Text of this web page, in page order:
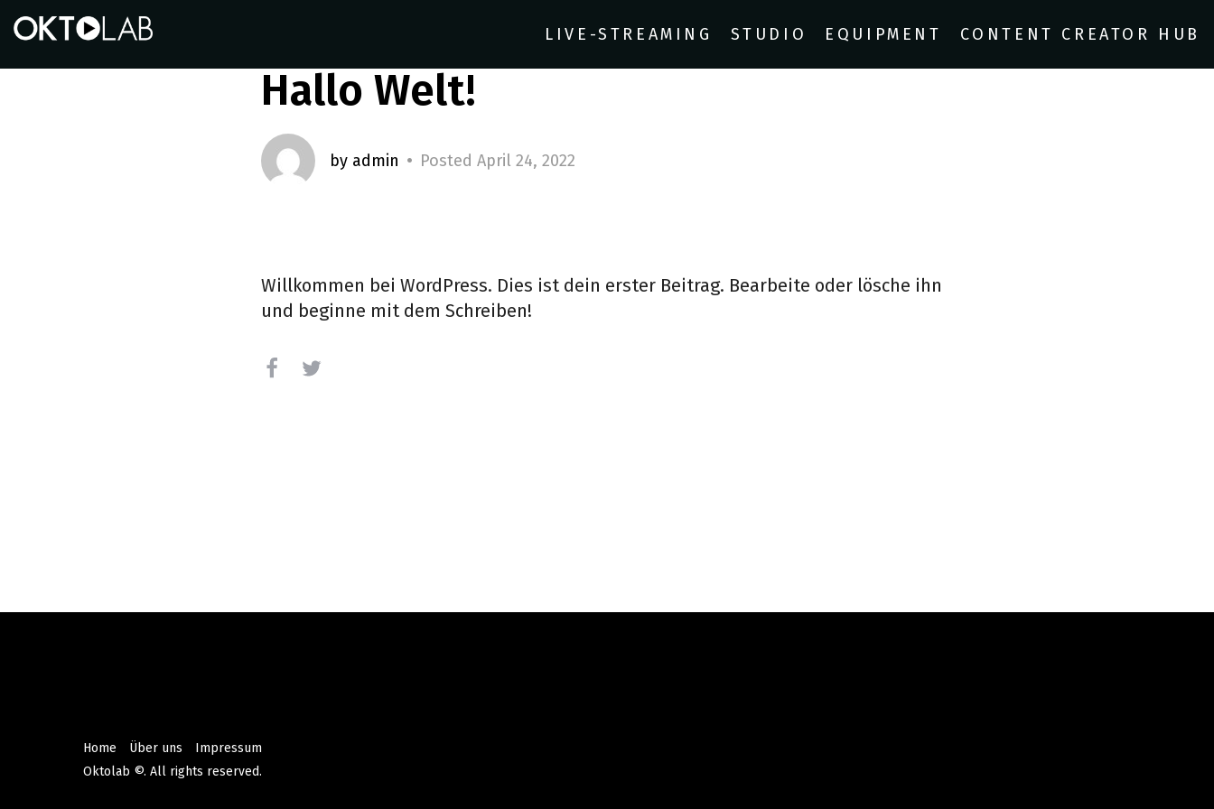
Skip
to
main
Skip
to
content
Skip
to
footer
LIVE-STREAMING STUDIO EQUIPMENT CONTENT CREATOR HUB
Hallo Welt!
by admin • PostedApril 24, 2022
Willkommen bei WordPress. Dies ist dein erster Beitrag. Bearbeite oder lösche ihn
und beginne mit dem Schreiben!
Home Über uns
Impressum
Oktolab ©. All rights reserved.